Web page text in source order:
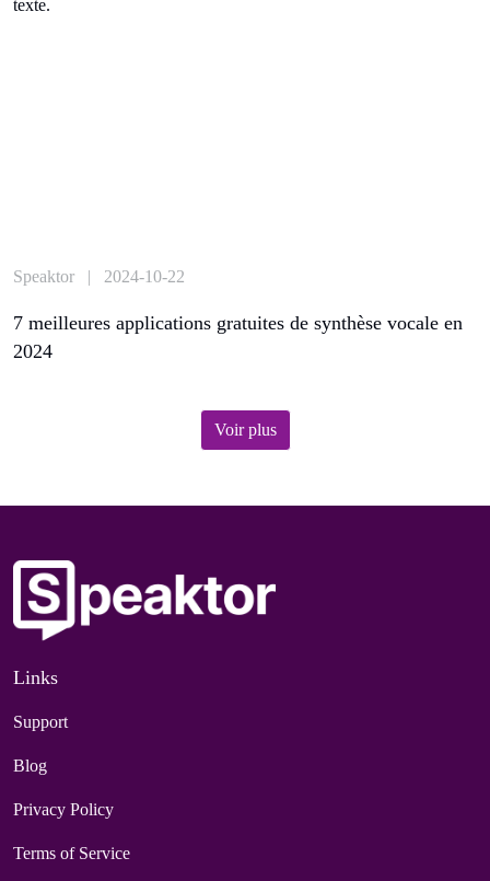
Speaktor | 2024-10-22
7 meilleures applications gratuites de synthèse vocale en
2024
Voir plus
Links
Support
Blog
Privacy Policy
Terms of Service